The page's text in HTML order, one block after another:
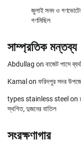
জুলাই সনদ ও গণভোটের
গণমিছিল
সাম্প্রতিক মন্তব্য
Abdullag on বাজেট পাসে
Kamal on ফরিদপুর সদর
types stainless steel on
স্থগিত, দুজনের বাতিল
সংরক্ষণাগার